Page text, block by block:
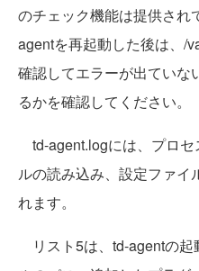
のチェック機能は提供され
agentを再起動した後は、/
確認してエラーが出ていな
るかを確認してください。
td-agent.logには、プロセ
ルの読み込み、設定ファイ
れます。
リスト5は、td-agentの起